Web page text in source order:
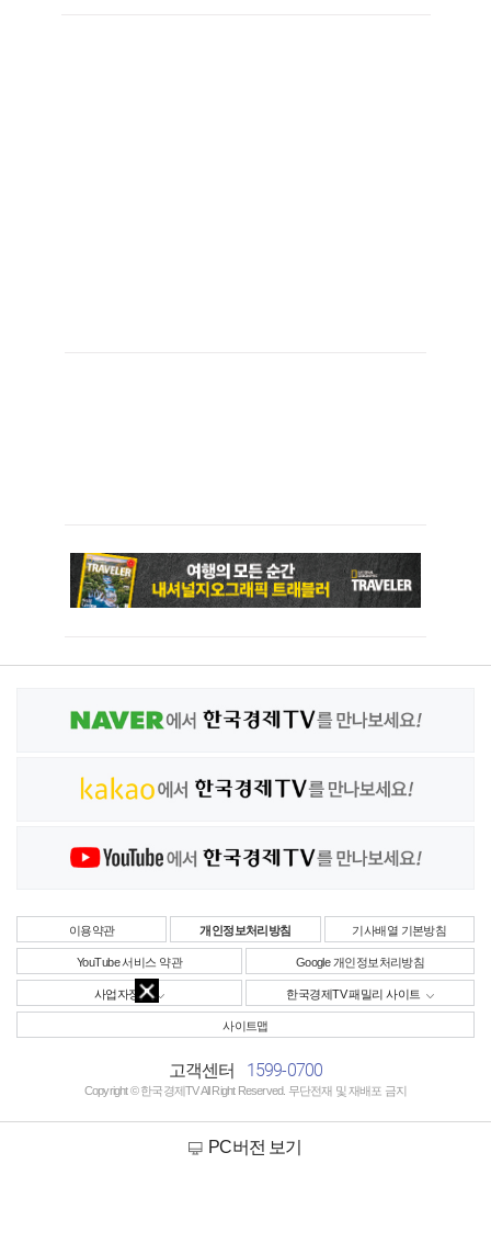
이용약관 개인정보처리방침 기사배열 기본방침
YouTube 서비스 약관 Google 개인정보처리방침
사업자정보 한국경제TV 패밀리 사이트
사이트맵
고객센터 1599-0700
Copyright © 한국경제TV All Right Reserved. 무단전재 및 재배포 금지
PC버전 보기